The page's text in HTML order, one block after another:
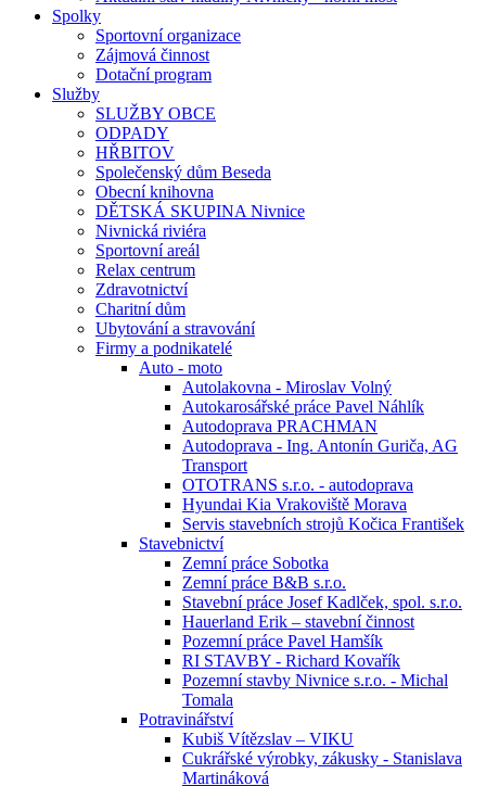
Spolky
Sportovní organizace
Zájmová činnost
Dotační program
Služby
SLUŽBY OBCE
ODPADY
HŘBITOV
Společenský dům Beseda
Obecní knihovna
DĚTSKÁ SKUPINA Nivnice
Nivnická riviéra
Sportovní areál
Relax centrum
Zdravotnictví
Charitní dům
Ubytování a stravování
Firmy a podnikatelé
Auto - moto
Autolakovna - Miroslav Volný
Autokarosářské práce Pavel Náhlík
Autodoprava PRACHMAN
Autodoprava - Ing. Antonín Guriča, AG
Transport
OTOTRANS s.r.o. - autodoprava
Hyundai Kia Vrakoviště Morava
Servis stavebních strojů Kočica František
Stavebnictví
Zemní práce Sobotka
Zemní práce B&B s.r.o.
Stavební práce Josef Kadlček, spol. s.r.o.
Hauerland Erik – stavební činnost
Pozemní práce Pavel Hamšík
RI STAVBY - Richard Kovařík
Pozemní stavby Nivnice s.r.o. - Michal
Tomala
Potravinářství
Kubiš Vítězslav – VIKU
Cukrářské výrobky, zákusky - Stanislava
Martináková